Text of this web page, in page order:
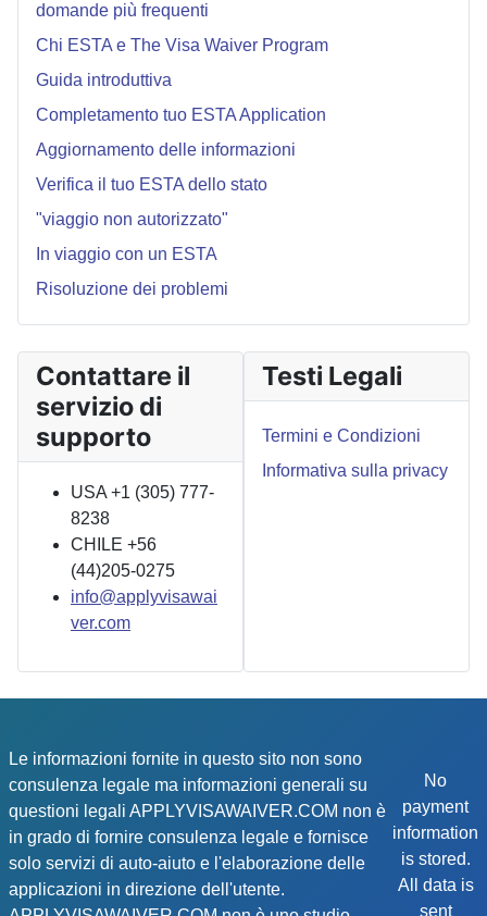
domande più frequenti
Chi ESTA e The Visa Waiver Program
Guida introduttiva
Completamento tuo ESTA Application
Aggiornamento delle informazioni
Verifica il tuo ESTA dello stato
"viaggio non autorizzato"
In viaggio con un ESTA
Risoluzione dei problemi
Contattare il
servizio di
supporto
USA +1 (305) 777-
8238
CHILE +56
(44)205-0275
info@applyvisawai
ver.com
Testi Legali
Termini e Condizioni
Informativa sulla privacy
Le informazioni fornite in questo sito non sono
consulenza legale ma informazioni generali su
questioni legali APPLYVISAWAIVER.COM non è
in grado di fornire consulenza legale e fornisce
solo servizi di auto-aiuto e l'elaborazione delle
applicazioni in direzione dell'utente.
No
payment
information
is stored.
All data is
sent